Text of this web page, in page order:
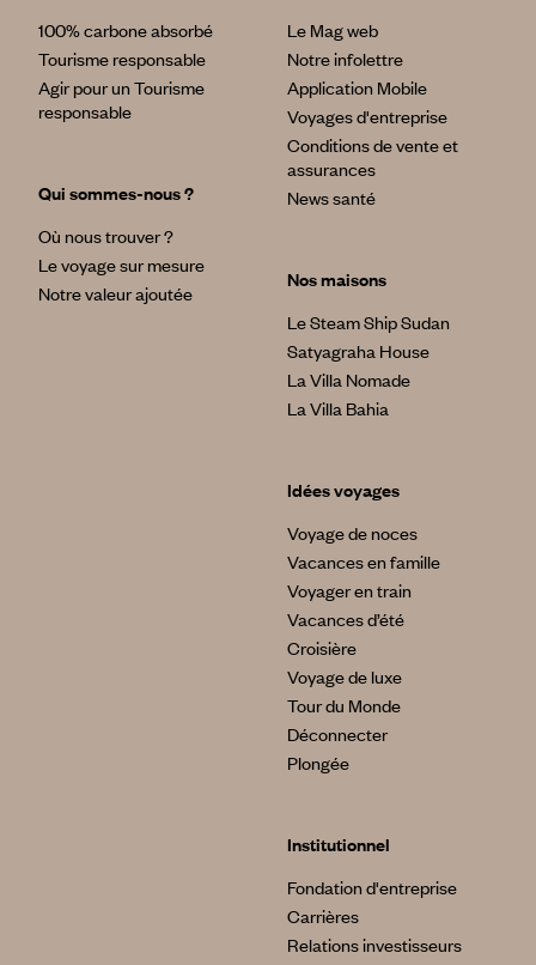
100% carbone absorbé
Tourisme responsable
Agir pour un Tourisme
responsable
Qui sommes-nous ?
Où nous trouver ?
Le voyage sur mesure
Notre valeur ajoutée
Le Mag web
Notre infolettre
Application Mobile
Voyages d'entreprise
Conditions de vente et
assurances
News santé
Nos maisons
Le Steam Ship Sudan
Satyagraha House
La Villa Nomade
La Villa Bahia
Idées voyages
Voyage de noces
Vacances en famille
Voyager en train
Vacances d’été
Croisière
Voyage de luxe
Tour du Monde
Déconnecter
Plongée
Institutionnel
Fondation d'entreprise
Carrières
Relations investisseurs